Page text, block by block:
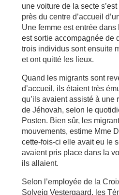
une voiture de la secte
près du centre d’accueil
Une femme est entrée
est sortie accompagnée de
trois individus sont ensuite
et ont quitté les lieux.
Quand les migrants sont
d’accueil, ils étaient très
qu’ils avaient assisté à une
de Jéhovah, selon le
Posten. Bien sûr, les
mouvements, estime Mme
cette-fois-ci elle avait eu le
avaient pris place dans la
ils allaient.
Selon l’employée de la
Solveig Vestergaard, les